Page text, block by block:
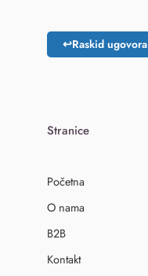
↩Raskid ugovora
Stranice
Početna
O nama
B2B
Kontakt